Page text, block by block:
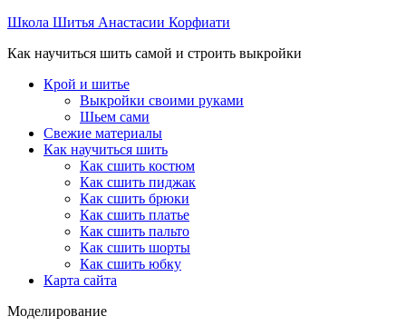
Школа Шитья Анастасии Корфиати
Как научиться шить самой и строить выкройки
Крой и шитье
Выкройки своими руками
Шьем сами
Свежие материалы
Как научиться шить
Как сшить костюм
Как сшить пиджак
Как сшить брюки
Как сшить платье
Как сшить пальто
Как сшить шорты
Как сшить юбку
Карта сайта
Моделирование